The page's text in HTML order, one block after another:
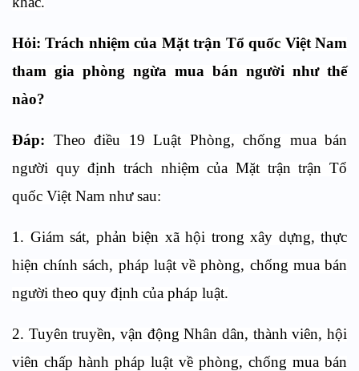
Hỏi:Trách nhiệm của Mặt trận Tổ quốc Việt Nam
tham gia phòng ngừa mua bán người như thế
nào?
Đáp: Theo điều 19 Luật Phòng, chống mua bán
người quy định trách nhiệm của Mặt trận trận Tổ
quốc Việt Nam như sau:
1. Giám sát, phản biện xã hội trong xây dựng, thực
hiện chính sách, pháp luật về phòng, chống mua bán
người theo quy định của pháp luật.
2. Tuyên truyền, vận động Nhân dân, thành viên, hội
viên chấp hành pháp luật về phòng, chống mua bán